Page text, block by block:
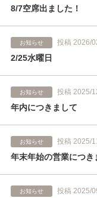
8/7空席出ました！
お知らせ 投稿 2026/
2/25水曜日
お知らせ 投稿 2025/
年内につきまして
お知らせ 投稿 2025/
年末年始の営業につき
お知らせ 投稿 2025/